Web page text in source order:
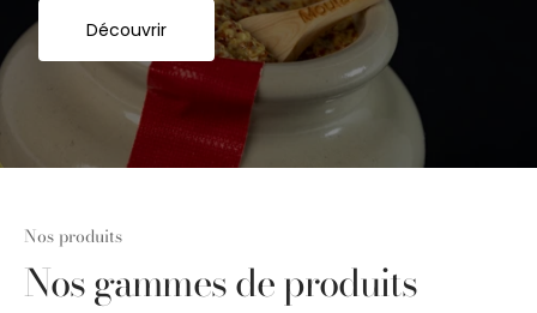
Découvrir
Nos produits
Nos gammes de produits